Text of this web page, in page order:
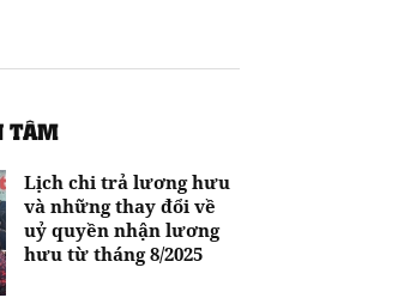
TÂM
Lịch chi trả lương hưu
và những thay đổi về
uỷ quyền nhận lương
hưu từ tháng 8/2025